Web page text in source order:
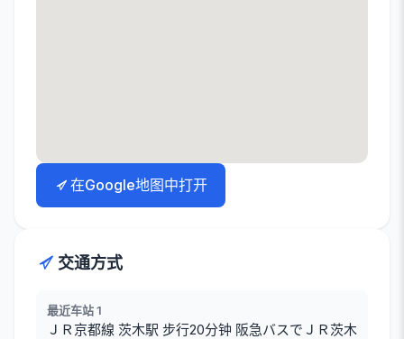
在Google地图中打开
交通方式
最近车站 1
ＪＲ京都線 茨木駅 步行20分钟 阪急バスでＪＲ茨木